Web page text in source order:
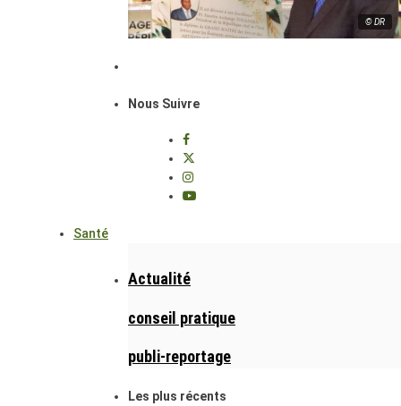
© DR
Nous Suivre
Santé
Actualité
conseil pratique
publi-reportage
Les plus récents